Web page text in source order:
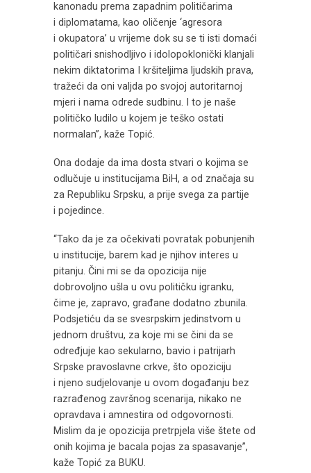
kanonadu prema zapadnim političarima
i diplomatama, kao oličenje ‘agresora
i okupatora’ u vrijeme dok su se ti isti domaći
političari snishodljivo i idolopoklonički klanjali
nekim diktatorima I kršiteljima ljudskih prava,
tražeći da oni valjda po svojoj autoritarnoj
mjeri i nama odrede sudbinu. I to je naše
političko ludilo u kojem je teško ostati
normalan”, kaže Topić.
Ona dodaje da ima dosta stvari o kojima se
odlučuje u institucijama BiH, a od značaja su
za Republiku Srpsku, a prije svega za partije
i pojedince.
“Tako da je za očekivati povratak pobunjenih
u institucije, barem kad je njihov interes u
pitanju. Čini mi se da opozicija nije
dobrovoljno ušla u ovu političku igranku,
čime je, zapravo, građane dodatno zbunila.
Podsjetiću da se svesrpskim jedinstvom u
jednom društvu, za koje mi se čini da se
određjuje kao sekularno, bavio i patrijarh
Srpske pravoslavne crkve, što opoziciju
i njeno sudjelovanje u ovom događanju bez
razrađenog završnog scenarija, nikako ne
opravdava i amnestira od odgovornosti.
Mislim da je opozicija pretrpjela više štete od
onih kojima je bacala pojas za spasavanje”,
kaže Topić za BUKU.